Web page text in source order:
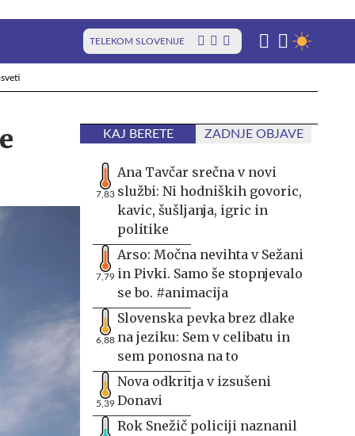
TELEKOM SLOVENIJE
KAJ BERETE ZADNJE OBJAVE
7,83
Ana Tavčar srečna v novi
službi: Ni hodniških govoric,
kavic, šušljanja, igric in
politike
7,79
Arso: Močna nevihta v Sežani
in Pivki. Samo še stopnjevalo
se bo. #animacija
6,88
Slovenska pevka brez dlake
na jeziku: Sem v celibatu in
sem ponosna na to
5,39
Nova odkritja v izsušeni
Donavi
Rok Snežič policiji naznanil